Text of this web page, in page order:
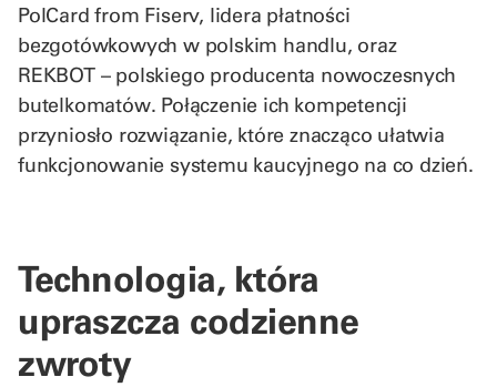
PolCard from Fiserv, lidera płatności
bezgotówkowych w polskim handlu, oraz
REKBOT – polskiego producenta nowoczesnych
butelkomatów. Połączenie ich kompetencji
przyniosło rozwiązanie, które znacząco ułatwia
funkcjonowanie systemu kaucyjnego na co dzień.
Technologia, która
upraszcza codzienne
zwroty